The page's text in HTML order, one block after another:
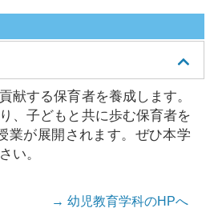
献する保育者を養成します。
、子どもと共に歩む保育者を
業が展開されます。ぜひ本学
い。
→ 幼児教育学科のHPへ